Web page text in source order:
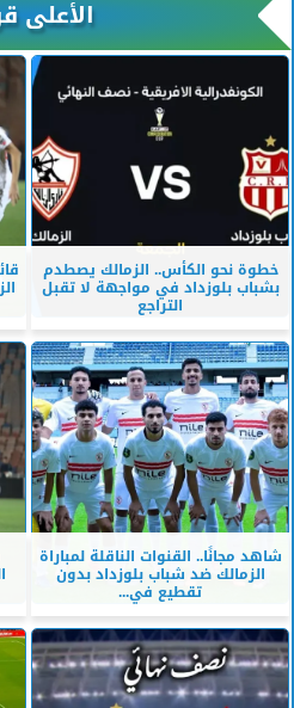
الأعلى
خطوة نحو الكأس.. الزمالك يصطدم
بشباب بلوزداد في مواجهة لا تقبل
التراجع
شاهد مجانًا.. القنوات الناقلة لمباراة
الزمالك ضد شباب بلوزداد بدون
تقطيع في...